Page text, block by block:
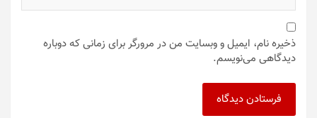
ذخیره نام، ایمیل و وبسایت من در مرورگر برای زمانی که دوباره
دیدگاهی می‌نویسم.